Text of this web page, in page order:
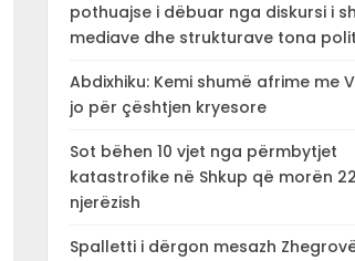
pothuajse i dëbuar nga diskursi i
mediave dhe strukturave tona
Abdixhiku: Kemi shumë afrime me
jo për çështjen kryesore
Sot bëhen 10 vjet nga përmbytjet
katastrofike në Shkup që morën
njerëzish
Spalletti i dërgon mesazh